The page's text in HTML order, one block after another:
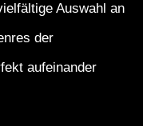
Auswahl an
der
aufeinander